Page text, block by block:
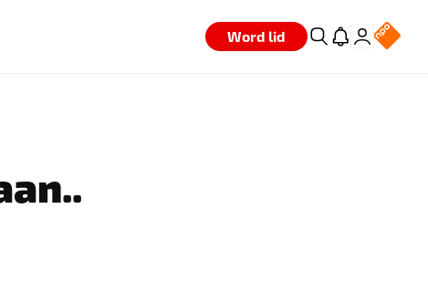
Word lid